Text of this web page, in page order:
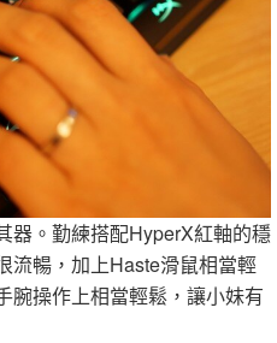
器。勤練搭配HyperX紅軸的穩
流暢，加上Haste滑鼠相當輕
腕操作上相當輕鬆，讓小妹有